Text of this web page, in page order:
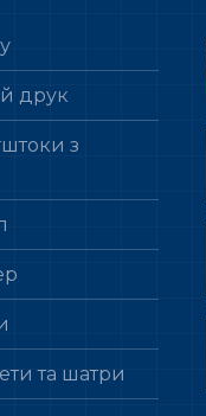
друк
з
та шатри